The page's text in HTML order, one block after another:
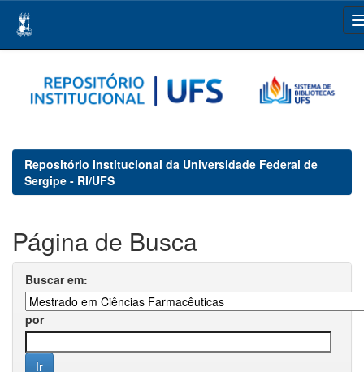
navigation
Repositório Institucional da Universidade Federal de
Sergipe - RI/UFS
Página de Busca
Buscar em:
por